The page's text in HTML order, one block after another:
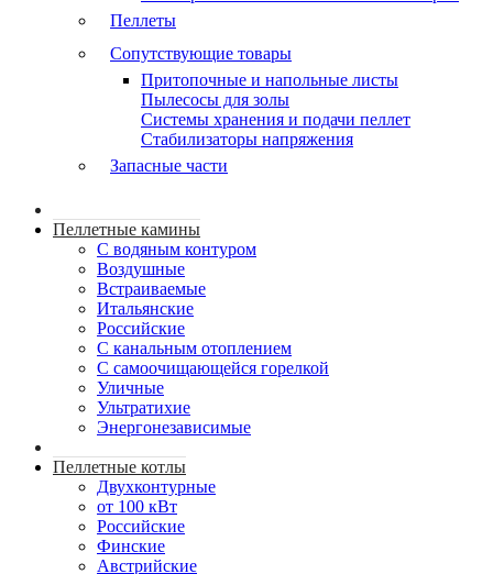
Пеллеты
Сопутствующие товары
Притопочные и напольные листы
Пылесосы для золы
Системы хранения и подачи пеллет
Стабилизаторы напряжения
Запасные части
Пеллетные камины
C водяным контуром
Воздушные
Встраиваемые
Итальянские
Российские
С канальным отоплением
С самоочищающейся горелкой
Уличные
Ультратихие
Энергонезависимые
Пеллетные котлы
Двухконтурные
от 100 кВт
Российские
Финские
Австрийские